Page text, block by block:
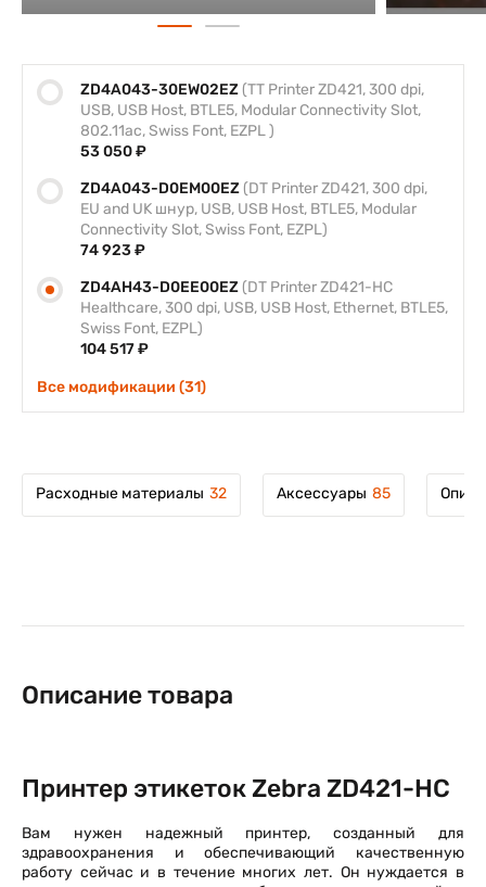
ZD4A043-30EW02EZ (TT Printer ZD421, 300 dpi,
USB, USB Host, BTLE5, Modular Connectivity Slot,
802.11ac, Swiss Font, EZPL )
53 050 ₽
ZD4A043-D0EM00EZ (DT Printer ZD421, 300 dpi,
EU and UK шнур, USB, USB Host, BTLE5, Modular
Connectivity Slot, Swiss Font, EZPL)
74 923 ₽
ZD4AH43-D0EE00EZ (DT Printer ZD421-HC
Healthcare, 300 dpi, USB, USB Host, Ethernet, BTLE5,
Swiss Font, EZPL)
104 517 ₽
Все модификации (31)
Расходные материалы 32 Аксессуары 85
Описание товара
Принтер этикеток Zebra ZD421-HC
Вам нужен надежный принтер, созданный для
здравоохранения и обеспечивающий качественную
работу сейчас и в течение многих лет. Он нуждается в